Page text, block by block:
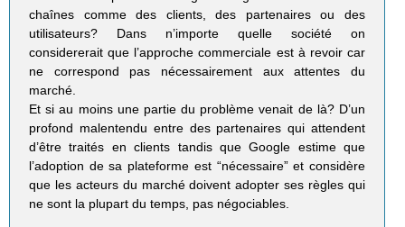
chaînes comme des clients, des partenaires ou des
utilisateurs? Dans n’importe quelle société on
considererait que l’approche commerciale est à revoir car
ne correspond pas nécessairement aux attentes du
marché.
Et si au moins une partie du problème venait de là? D’un
profond malentendu entre des partenaires qui attendent
d’être traités en clients tandis que Google estime que
l’adoption de sa plateforme est “nécessaire” et considère
que les acteurs du marché doivent adopter ses règles qui
ne sont la plupart du temps, pas négociables.